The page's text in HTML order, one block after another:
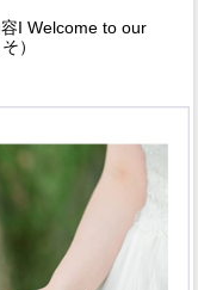
I Welcome to our
）